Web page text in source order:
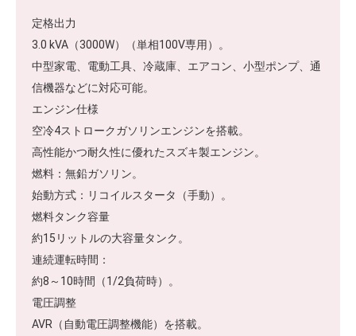
定格出力
3.0 kVA（3000W）（単相100V専用）。
中型家電、電動工具、冷蔵庫、エアコン、小型ポンプ、通
信機器などに対応可能。
エンジン仕様
空冷4ストロークガソリンエンジンを搭載。
高性能かつ耐久性に優れたスズキ製エンジン。
燃料：無鉛ガソリン。
始動方式：リコイルスタータ（手動）。
燃料タンク容量
約15リットルの大容量タンク。
連続運転時間：
約8～10時間（1/2負荷時）。
電圧調整
AVR（自動電圧調整機能）を搭載。